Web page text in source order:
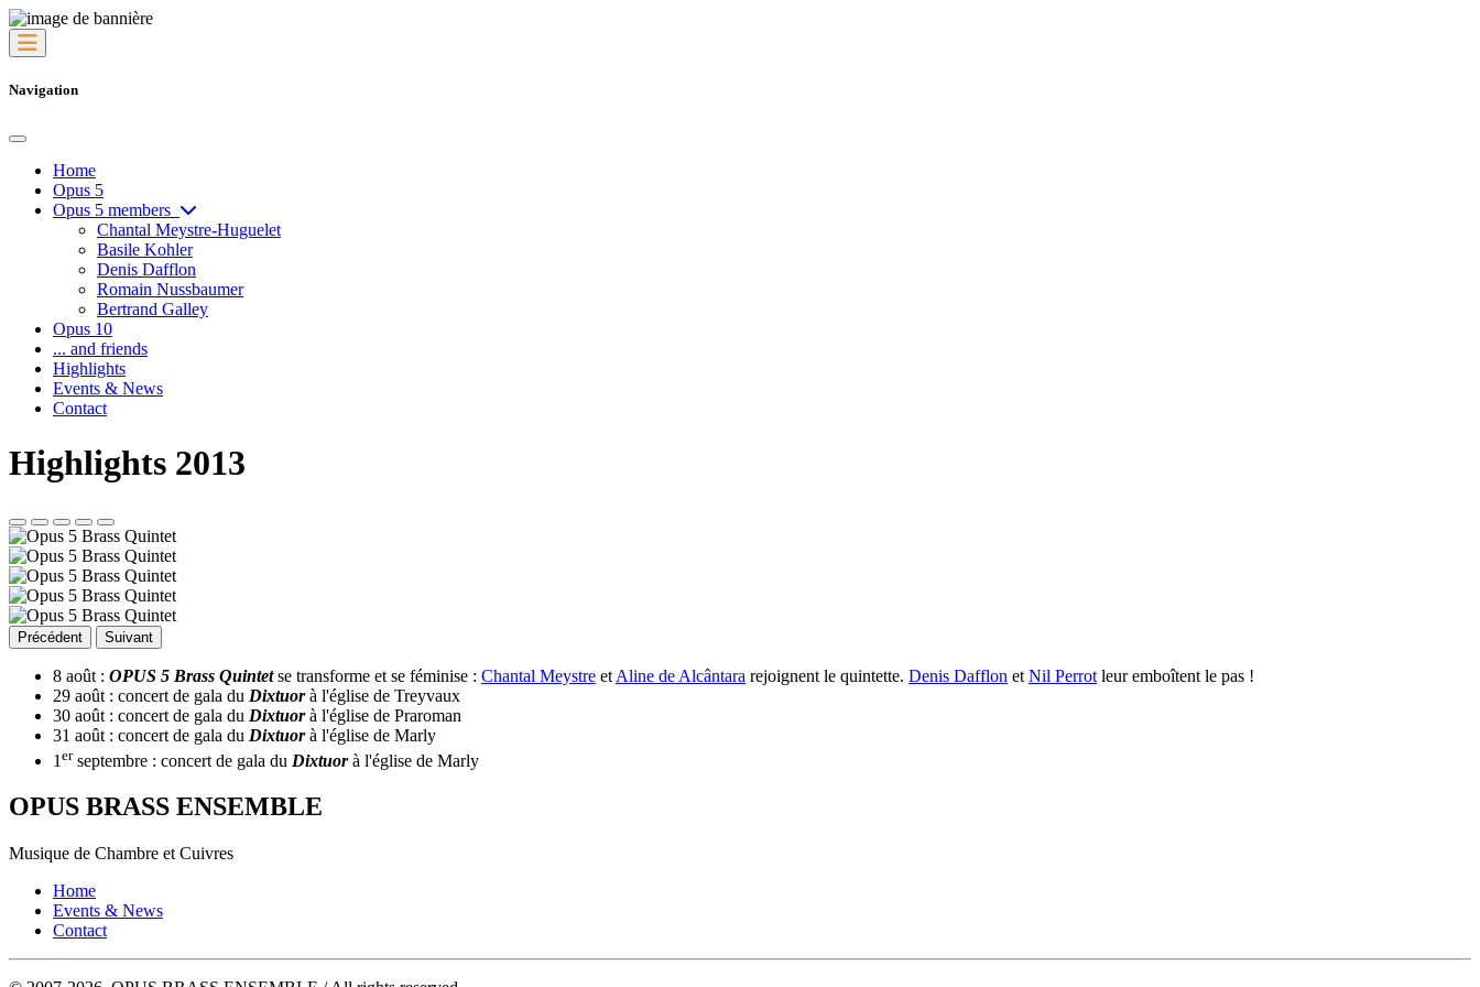
Navigation
Home
Opus 5
Opus 5 members
Chantal Meystre-Huguelet
Basile Kohler
Denis Dafflon
Romain Nussbaumer
Bertrand Galley
Opus 10
... and friends
Highlights
Events & News
Contact
Highlights 2013
Précédent Suivant
8 août : OPUS 5 Brass Quintetse transforme et se féminise : Chantal Meystre et Aline de Alcântara rejoignent le quintette. Denis Dafflon et Nil Perrot leur emboîtent le pas !
29 août : concert de gala du Dixtuorà l'église de Treyvaux
30 août : concert de gala du Dixtuorà l'église de Praroman
31 août : concert de gala du Dixtuorà l'église de Marly
1 erseptembre : concert de gala du Dixtuorà l'église de Marly
OPUS BRASS ENSEMBLE
Musique de Chambre et Cuivres
Home
Events & News
Contact